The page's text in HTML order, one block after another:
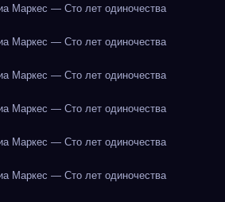
Маркес — Сто лет одиночества
Маркес — Сто лет одиночества
Маркес — Сто лет одиночества
Маркес — Сто лет одиночества
Маркес — Сто лет одиночества
Маркес — Сто лет одиночества